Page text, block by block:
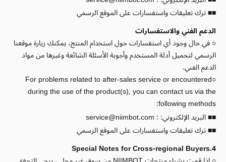
■■ ترك تعليقات واستفسارات على الموقع الرسمي
الدعم الفني والاستفسارات
○ في حال وجود أي استفسارات حول استخدام المنتج، يمكنك زيارة موقعنا
الرسمي لتحميل أدلة المستخدم وأجوبة الأسئلة الشائعة وغيرها من مواد
الدعم الفني.
○For problems related to after-sales service or encountered
during the use of the product(s), you can contact us via the
following methods:
■■ البريد الإلكتروني: : service@niimbot.com
■■ ترك تعليقات واستفسارات على الموقع الرسمي
4.Special Notes for Cross-regional Buyers